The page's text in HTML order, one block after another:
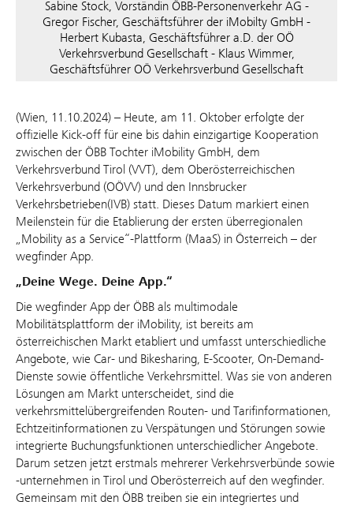
Sabine Stock, Vorständin ÖBB-Personenverkehr AG -
Gregor Fischer, Geschäftsführer der iMobilty GmbH -
Herbert Kubasta, Geschäftsführer a.D. der OÖ
Verkehrsverbund Gesellschaft - Klaus Wimmer,
Geschäftsführer OÖ Verkehrsverbund Gesellschaft
(Wien, 11.10.2024) – Heute, am 11. Oktober erfolgte der
offizielle Kick-off für eine bis dahin einzigartige Kooperation
zwischen der ÖBB Tochter iMobility GmbH, dem
Verkehrsverbund Tirol (VVT), dem Oberösterreichischen
Verkehrsverbund (OÖVV) und den Innsbrucker
Verkehrsbetrieben(IVB) statt. Dieses Datum markiert einen
Meilenstein für die Etablierung der ersten überregionalen
„Mobility as a Service“-Plattform (MaaS) in Österreich – der
wegfinder App.
„Deine Wege. Deine App.“
Die wegfinder App der ÖBB als multimodale
Mobilitätsplattform der iMobility, ist bereits am
österreichischen Markt etabliert und umfasst unterschiedliche
Angebote, wie Car- und Bikesharing, E-Scooter, On-Demand-
Dienste sowie öffentliche Verkehrsmittel. Was sie von anderen
Lösungen am Markt unterscheidet, sind die
verkehrsmittelübergreifenden Routen- und Tarifinformationen,
Echtzeitinformationen zu Verspätungen und Störungen sowie
integrierte Buchungsfunktionen unterschiedlicher Angebote.
Darum setzen jetzt erstmals mehrerer Verkehrsverbünde sowie
-unternehmen in Tirol und Oberösterreich auf den wegfinder.
Gemeinsam mit den ÖBB treiben sie ein integriertes und